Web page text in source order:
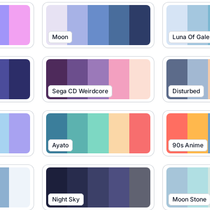
Moon Luna Of Gale
Sega CD Weirdcore Disturbed
Ayato 90s Anime
Night Sky Moon Stone